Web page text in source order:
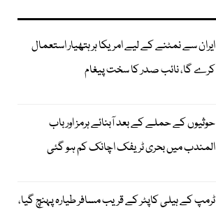
ایران سے نمٹنے کے لیے امریکا ہر ہتھیار استعمال
کرے گا، نائب صدر کا سخت پیغام
حوثیوں کے حملے کے بعد آبنائے ہرمز اور باب
المندب میں بحری ٹریفک اچانک کم ہو گئی
ٹرمپ کے ہیلی کاپٹر کے قریب مسافر طیارہ پہنچ گیا،